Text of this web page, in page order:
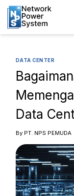
DATA CENTER
Data
By PT. NPS PEMUDA